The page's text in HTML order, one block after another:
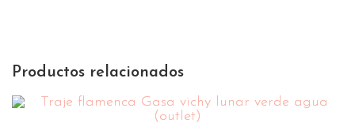
Productos relacionados